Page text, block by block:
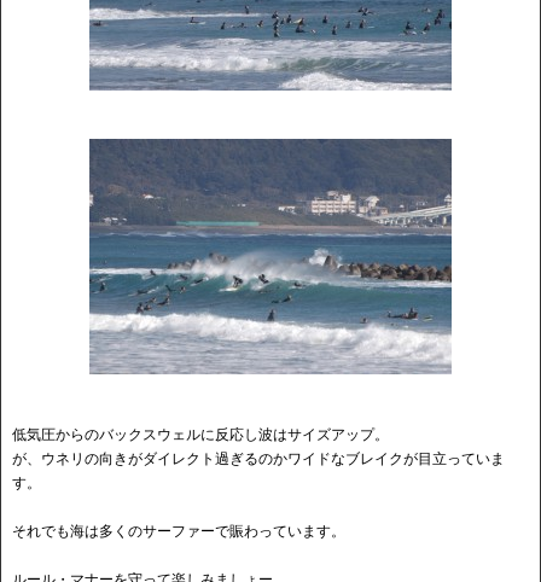
低気圧からのバックスウェルに反応し波はサイズアップ。
が、ウネリの向きがダイレクト過ぎるのかワイドなブレイクが目立っていま
す。
それでも海は多くのサーファーで賑わっています。